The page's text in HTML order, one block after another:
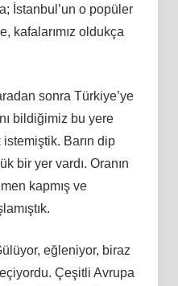
İstanbul’un o popüler
kafalarımız oldukça
sonra Türkiye’ye
bildiğimiz bu yere
Barın dip
bir yer vardı. Oranın
kapmış ve
eğleniyor, biraz
Çeşitli Avrupa